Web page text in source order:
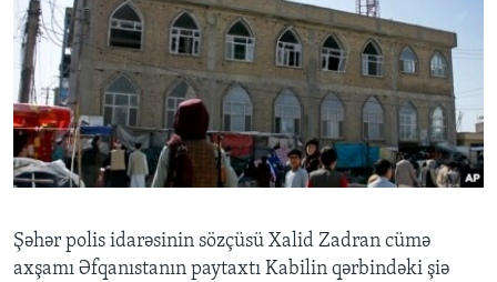
Şəhər polis idarəsinin sözçüsü Xalid Zadran cümə
axşamı Əfqanıstanın paytaxtı Kabilin qərbindəki şiə